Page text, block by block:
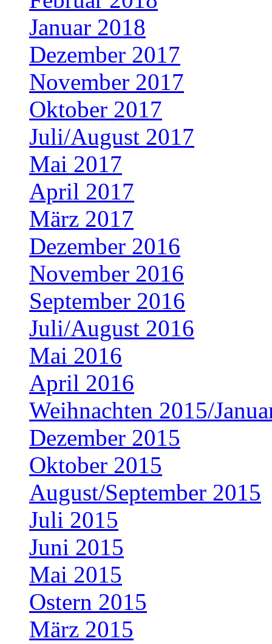
Januar 2018
Dezember 2017
November 2017
Oktober 2017
Juli/August 2017
Mai 2017
April 2017
März 2017
Dezember 2016
November 2016
September 2016
Juli/August 2016
Mai 2016
April 2016
Weihnachten 2015/
Dezember 2015
Oktober 2015
August/September 2015
Juli 2015
Juni 2015
Mai 2015
Ostern 2015
März 2015